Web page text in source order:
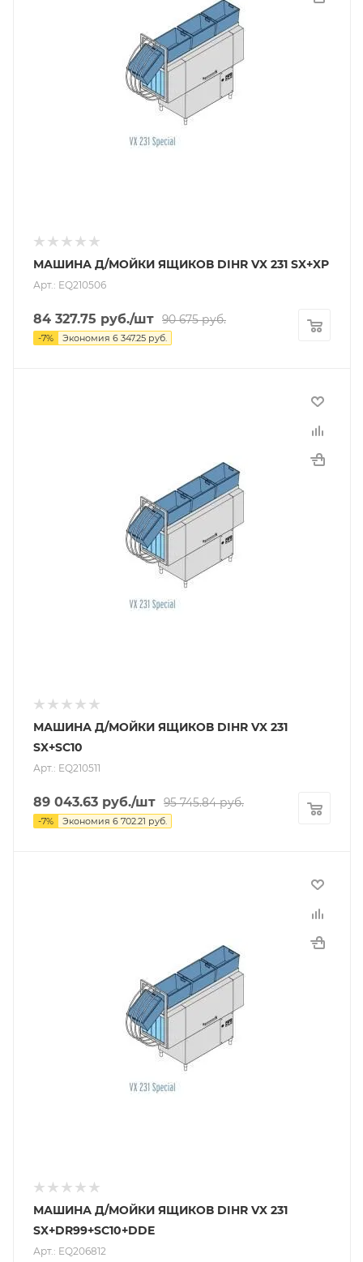
МАШИНА Д/МОЙКИ ЯЩИКОВ DIHR VX 231 SX+XP
Арт.: EQ210506
84 327.75 руб./шт 90 675руб.
-7% Экономия 6 347.25 руб.
МАШИНА Д/МОЙКИ ЯЩИКОВ DIHR VX 231
SX+SC10
Арт.: EQ210511
89 043.63 руб./шт 95 745.84руб.
-7% Экономия 6 702.21 руб.
МАШИНА Д/МОЙКИ ЯЩИКОВ DIHR VX 231
SX+DR99+SC10+DDE
Арт.: EQ206812